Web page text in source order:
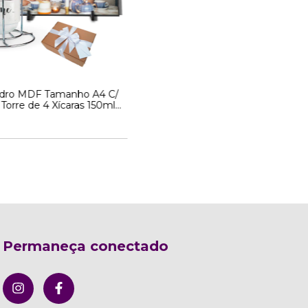
MDF Tamanho A4 C/
de 4 Xícaras 150ml
Permaneça conectado